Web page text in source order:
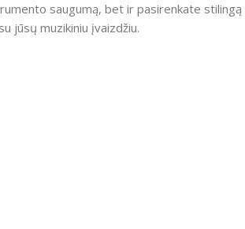
saugumą, bet ir pasirenkate stilingą
jūsų muzikiniu įvaizdžiu.